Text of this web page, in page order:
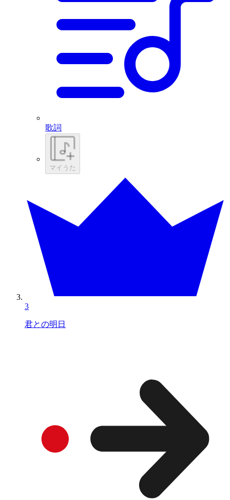
歌詞
マイうた
3
君との明日